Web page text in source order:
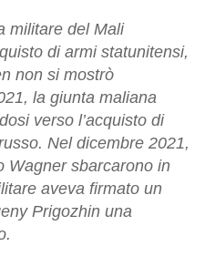
militare del Mali
di armi statunitensi,
non si mostrò
la giunta maliana
verso l’acquisto di
Nel dicembre 2021,
Wagner sbarcarono in
aveva firmato un
Prigozhin una